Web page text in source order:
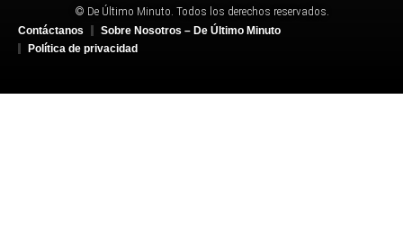
© De Último Minuto. Todos los derechos reservados.
Contáctanos
Sobre Nosotros – De Último Minuto
Política de privacidad